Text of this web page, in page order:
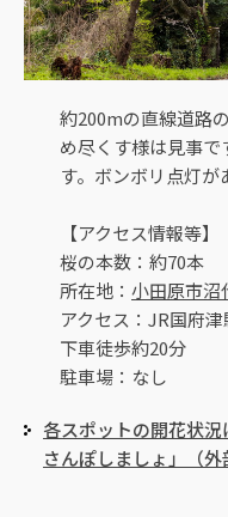
約200mの直線道路
め尽くす様は見事
す。ボンボリ点灯が
【アクセス情報等】
桜の本数：約70本
所在地： 小田原市沼
アクセス：JR国府
下車徒歩約20分
駐車場：なし
各スポットの開花状
さんぽしましょ」（外